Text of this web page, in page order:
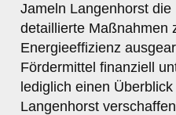
Jameln Langenhorst
detaillierte Maßnahmen
Energieeffizienz
Fördermittel finanziell
lediglich einen
Langenhorst